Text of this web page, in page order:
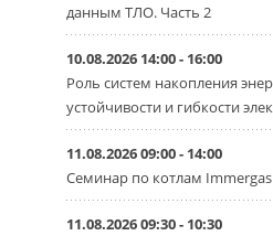
Тепловые
4 АВГУСТА
собрал
данным ТЛО. Часть 2
10.08.2026 14:00 - 16:00
Роль систем накопления
устойчивости и гибкости
11.08.2026 09:00 - 14:00
Семинар по котлам
11.08.2026 09:30 - 10:30